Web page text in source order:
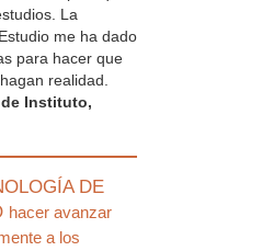
La
me ha dado
para hacer que
realidad.
Instituto,
DE
hacer avanzar
a los